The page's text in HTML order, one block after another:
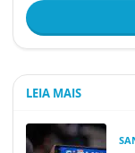
LEIA MAIS